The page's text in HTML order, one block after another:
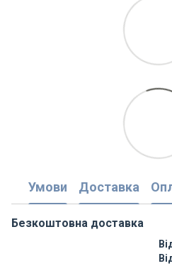
Умови Доставка
Безкоштовна доставка